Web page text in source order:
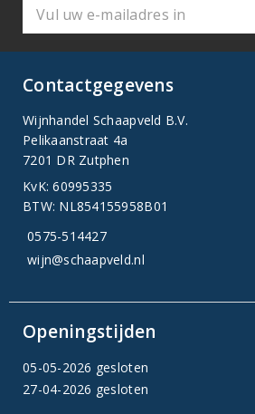
Contactgegevens
Wijnhandel Schaapveld B.V.
Pelikaanstraat 4a
7201 DR Zutphen
KvK: 60995335
BTW: NL854155958B01
0575-514427
wijn@schaapveld.nl
Openingstijden
05-05-2026 gesloten
27-04-2026 gesloten